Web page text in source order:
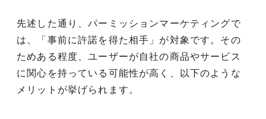
先述した通り、パーミッションマーケティングで
は、「事前に許諾を得た相手」が対象です。その
ためある程度、ユーザーが自社の商品やサービス
に関心を持っている可能性が高く、以下のような
メリットが挙げられます。